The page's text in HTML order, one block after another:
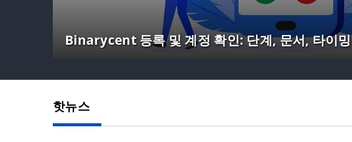
Binarycent 등록 및 계정 확인: 단계, 문서, 타이밍
핫뉴스